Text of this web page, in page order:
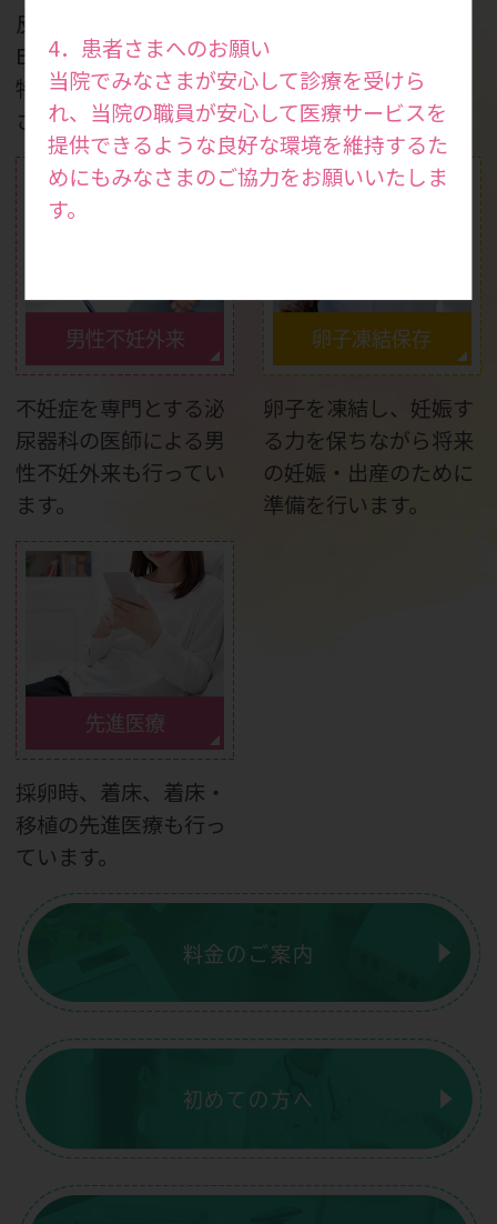
4．患者さまへのお願い
当院でみなさまが安心して診療を受けら
れ、当院の職員が安心して医療サービスを
提供できるような良好な環境を維持するた
めにもみなさまのご協力をお願いいたしま
す。
反復着床不全の場合は
ERA検査で移植時期を
特定し、妊娠率を向上
させます。
もちろん、健康状態を
知りたい方も受けてい
ただける検査です。
男性不妊外来
不妊症を専門とする泌
尿器科の医師による男
性不妊外来も行ってい
ます。
卵子凍結保存
卵子を凍結し、妊娠す
る力を保ちながら将来
の妊娠・出産のために
準備を行います。
先進医療
採卵時、着床、着床・
移植の先進医療も行っ
ています。
料金のご案内
初めての方へ